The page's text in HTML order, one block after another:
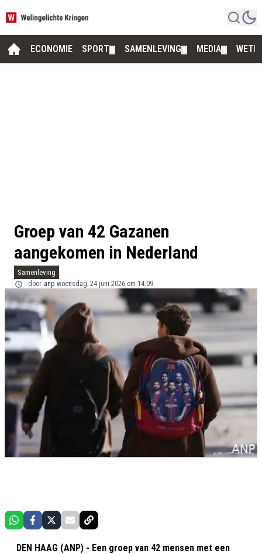
ECONOMIE SPORT SAMENLEVING MEDIA
Groep van 42 Gazanen
aangekomen in Nederland
Samenleving
door anp woensdag, 24 juni 2026 om 14:09
DEN HAAG (ANP) - Een groep van 42 mensen met een